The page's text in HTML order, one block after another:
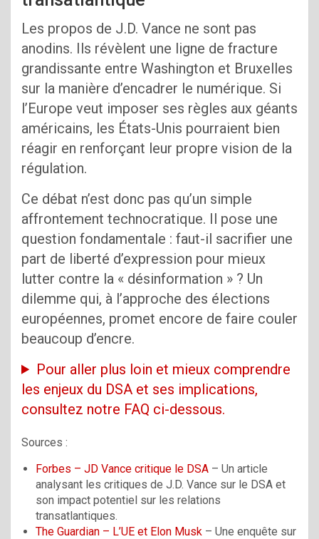
Les propos de J.D. Vance ne sont pas
anodins. Ils révèlent une ligne de fracture
grandissante entre Washington et Bruxelles
sur la manière d’encadrer le numérique. Si
l’Europe veut imposer ses règles aux géants
américains, les États-Unis pourraient bien
réagir en renforçant leur propre vision de la
régulation.
Ce débat n’est donc pas qu’un simple
affrontement technocratique. Il pose une
question fondamentale : faut-il sacrifier une
part de liberté d’expression pour mieux
lutter contre la « désinformation » ? Un
dilemme qui, à l’approche des élections
européennes, promet encore de faire couler
beaucoup d’encre.
Pour aller plus loin et mieux comprendre
les enjeux du DSA et ses implications,
consultez notre FAQ ci-dessous.
Sources :
Forbes – JD Vance critique le DSA – Un article
analysant les critiques de J.D. Vance sur le DSA et
son impact potentiel sur les relations
transatlantiques.
The Guardian – L’UE et Elon Musk – Une enquête sur